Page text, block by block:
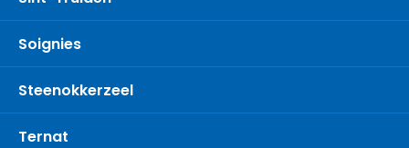
Soignies
Steenokkerzeel
Ternat